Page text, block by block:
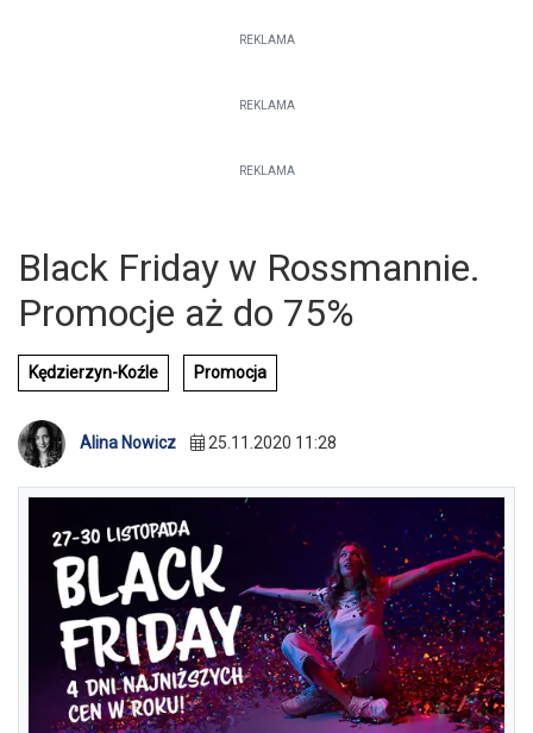
REKLAMA
REKLAMA
REKLAMA
Black Friday w Rossmannie.
Promocje aż do 75%
Kędzierzyn-Koźle Promocja
Alina Nowicz 25.11.2020 11:28